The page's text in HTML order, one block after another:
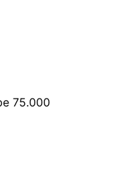
75.000